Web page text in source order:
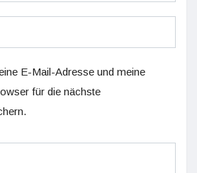
E-Mail-Adresse und meine
für die nächste